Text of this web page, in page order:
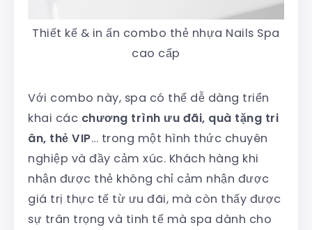
Thiết kế & in ấn combo thẻ nhựa Nails Spa
cao cấp
Với combo này, spa có thể dễ dàng triển
khai các chương trình ưu đãi, quà tặng tri
ân, thẻ VIP… trong một hình thức chuyên
nghiệp và đầy cảm xúc. Khách hàng khi
nhận được thẻ không chỉ cảm nhận được
giá trị thực tế từ ưu đãi, mà còn thấy được
sự trân trọng và tinh tế mà spa dành cho